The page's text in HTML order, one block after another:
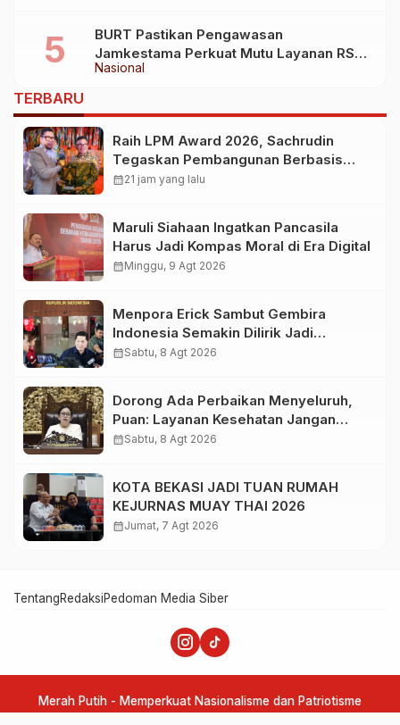
Nasional
BURT Pastikan Pengawasan
Jamkestama Perkuat Mutu Layanan RS
Siloam Makassar
TERBARU
Raih LPM Award 2026, Sachrudin
Tegaskan Pembangunan Berbasis
Kolaborasi Masyarakat
calendar_month21 jam yang lalu
Maruli Siahaan Ingatkan Pancasila
Harus Jadi Kompas Moral di Era Digital
calendar_monthMinggu, 9 Agt 2026
Menpora Erick Sambut Gembira
Indonesia Semakin Dilirik Jadi
Destinasi Pramusim Favorit Klub-Klub
calendar_monthSabtu, 8 Agt 2026
Dorong Ada Perbaikan Menyeluruh,
Puan: Layanan Kesehatan Jangan
Kehilangan Empati
calendar_monthSabtu, 8 Agt 2026
KOTA BEKASI JADI TUAN RUMAH
KEJURNAS MUAY THAI 2026
calendar_monthJumat, 7 Agt 2026
TentangRedaksiPedoman Media Siber
Merah Putih - Memperkuat Nasionalisme dan Patriotisme